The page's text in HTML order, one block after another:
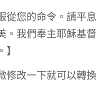
從您的命令。請平
。我們奉主耶穌基
修改一下就可以轉